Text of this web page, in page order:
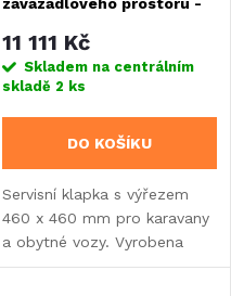
11 111 Kč
Skladem na centrálním
skladě 2 ks
DO KOŠÍKU
Servisní klapka s výřezem
460 x 460 mm pro karavany
a obytné vozy. Vyrobena
z hliníku a ABS plastu